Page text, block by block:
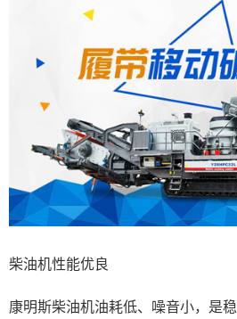
柴油机性能优良
康明斯柴油机油耗低、噪音小，是